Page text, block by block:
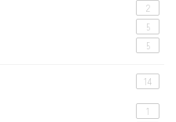
2
5
5
14
1